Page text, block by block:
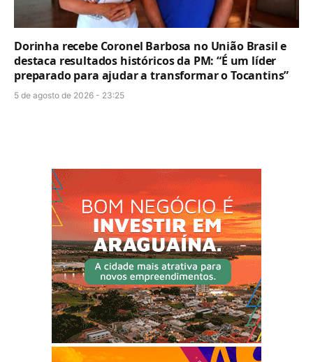
Dorinha recebe Coronel Barbosa no União Brasil e
destaca resultados históricos da PM: “É um líder
preparado para ajudar a transformar o Tocantins”
5 de agosto de 2026 - 23:25